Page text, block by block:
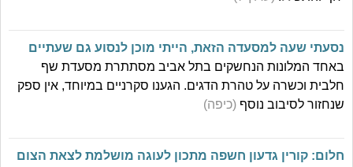
נסעתי שעה למסעדה הזאת, הייתי מוכן לנסוע גם שעתיים
באחד המלונות הנחשקים בתל אביב מסתתרת מסעדת שף
חלבית וכשרה על טהרת הדגים. הגענו סקרניים במיוחד, אין ספק
שנחזור לסיבוב נוסף (כיפה)
חלום: קורין גדעון חשפה מתכון לעוגה מושלמת לצאת הצום